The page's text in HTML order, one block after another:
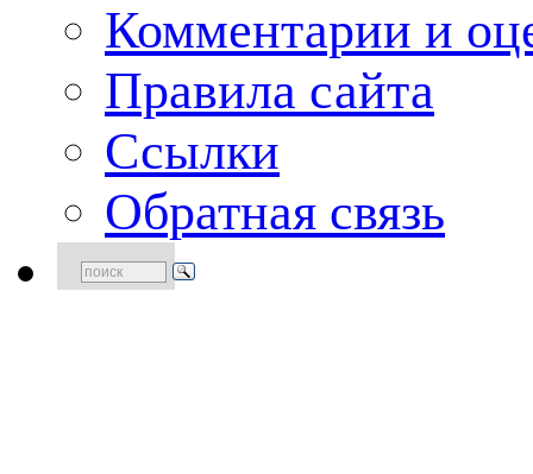
Комментарии и
Правила сайта
Ссылки
Обратная связь